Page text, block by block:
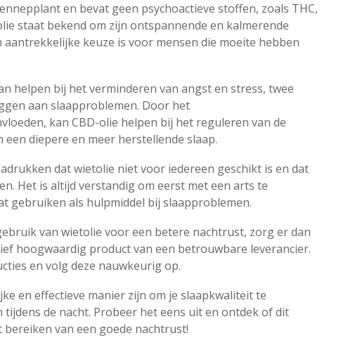
en bevat geen psychoactieve stoffen, zoals THC,
staat bekend om zijn ontspannende en kalmerende
keuze is voor mensen die moeite hebben
helpen bij het verminderen van angst en stress, twee
aan slaapproblemen. Door het
kan CBD-olie helpen bij het reguleren van de
diepere en meer herstellende slaap.
dat wietolie niet voor iedereen geschikt is en dat
Het is altijd verstandig om eerst met een arts te
gebruiken als hulpmiddel bij slaapproblemen.
van wietolie voor een betere nachtrust, zorg er dan
hoogwaardig product van een betrouwbare leverancier.
en volg deze nauwkeurig op.
en effectieve manier zijn om je slaapkwaliteit te
de nacht. Probeer het eens uit en ontdek of dit
van een goede nachtrust!